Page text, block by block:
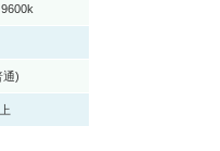
通)